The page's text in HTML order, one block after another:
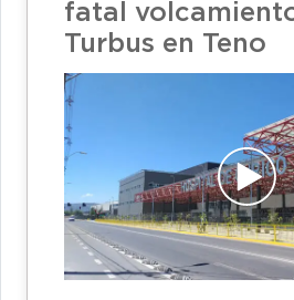
fatal
Turbus en Teno